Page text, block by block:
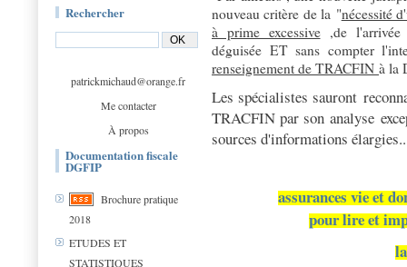
Rechercher
patrickmichaud@orange.fr
Me contacter
À propos
Documentation fiscale
DGFIP
Brochure pratique
2018
ETUDES ET
STATISTIQUES
nouveau critère de la "nécessité
à prime excessive,de l'arrivée
déguisée ET sans compter
renseignement de TRACFIN à la
Les spécialistes sauront
TRACFIN par son analyse
sources d'informations
assurances vie et
pour lire et